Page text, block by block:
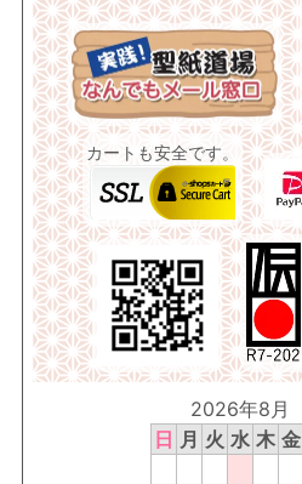
カートも安全です。
2026年8月
日 月 火 水 木 金